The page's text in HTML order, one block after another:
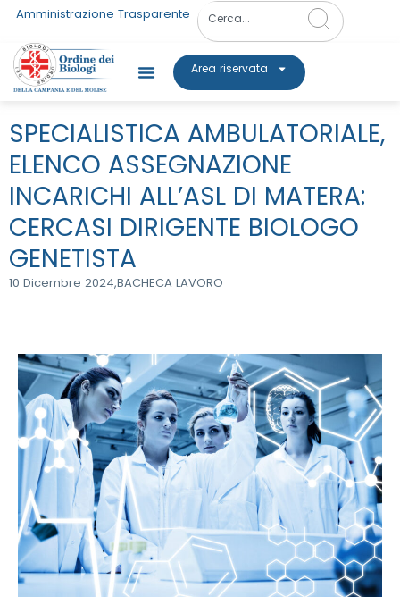
Amministrazione Trasparente
Area riservata
SPECIALISTICA AMBULATORIALE,
ELENCO ASSEGNAZIONE
INCARICHI ALL’ASL DI MATERA:
CERCASI DIRIGENTE BIOLOGO
GENETISTA
10 Dicembre 2024,BACHECA LAVORO